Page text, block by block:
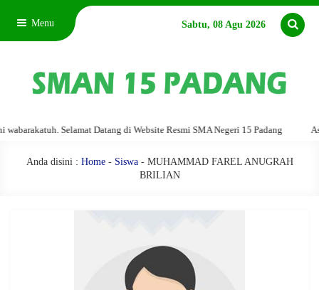
Menu Sabtu, 08 Agu 2026
Selamat Datang di Website Resmi SMA Negeri 15 Padang
Anda disini : Home- Siswa- MUHAMMAD FAREL ANUGRAH
BRILIAN